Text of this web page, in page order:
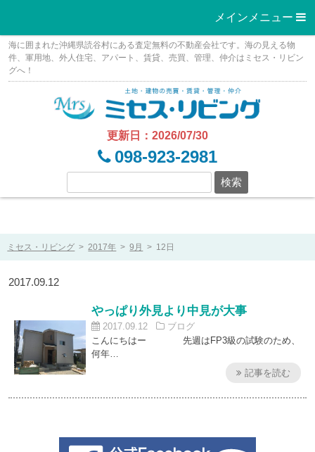
メインメニュー 
Skip
content
海に囲まれた沖縄県読谷村にある査定無料の不動産会社です。海の見える物
件、軍用地、外人住宅、アパート、賃貸、売買、管理、仲介はミセス・リビン
グへ！
更新日：2026/07/30
098-923-2981
ミセス・リビング > 2017年 > 9月 > 12日
2017.09.12
やっぱり外見より中見が大事
2017.09.12
ブログ
こんにちはー 先週はFP3級の試験のため、
何年…
記事を読む